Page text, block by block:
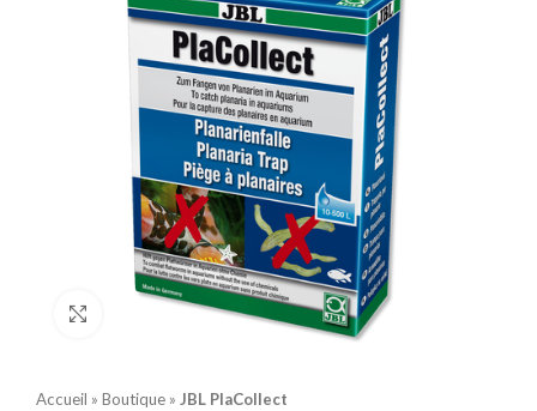
Click to enlarge
Accueil » Boutique » JBL PlaCollect